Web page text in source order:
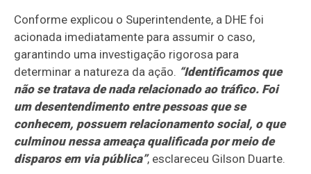
Conforme explicou o Superintendente, a DHE foi
acionada imediatamente para assumir o caso,
garantindo uma investigação rigorosa para
determinar a natureza da ação. “Identificamos que
não se tratava de nada relacionado ao tráfico. Foi
um desentendimento entre pessoas que se
conhecem, possuem relacionamento social, o que
culminou nessa ameaça qualificada por meio de
disparos em via pública”, esclareceu Gilson Duarte.